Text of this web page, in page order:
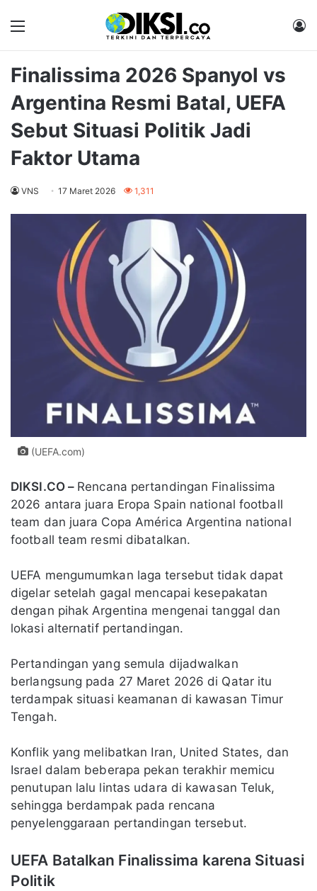
Menu
Finalissima 2026 Spanyol vs
Argentina Resmi Batal, UEFA
Sebut Situasi Politik Jadi
Faktor Utama
VNS 17 Maret 2026 1,311
(UEFA.com)
DIKSI.CO – Rencana pertandingan Finalissima
2026 antara juara Eropa Spain national football
team dan juara Copa América Argentina national
football team resmi dibatalkan.
UEFA mengumumkan laga tersebut tidak dapat
digelar setelah gagal mencapai kesepakatan
dengan pihak Argentina mengenai tanggal dan
lokasi alternatif pertandingan.
Pertandingan yang semula dijadwalkan
berlangsung pada 27 Maret 2026 di Qatar itu
terdampak situasi keamanan di kawasan Timur
Tengah.
Konflik yang melibatkan Iran, United States, dan
Israel dalam beberapa pekan terakhir memicu
penutupan lalu lintas udara di kawasan Teluk,
sehingga berdampak pada rencana
penyelenggaraan pertandingan tersebut.
UEFA Batalkan Finalissima karena Situasi
Politik